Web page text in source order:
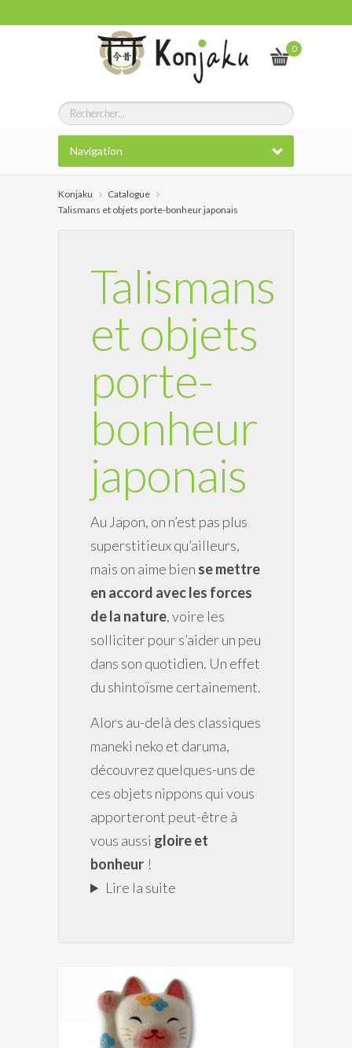
0
Navigation
Konjaku
Catalogue
Talismans et objets porte-bonheur japonais
Talismans
et objets
porte-
bonheur
japonais
Au Japon, on n’est pas plus
superstitieux qu’ailleurs,
mais on aime bien se mettre
en accord avec les forces
de la nature, voire les
solliciter pour s’aider un peu
dans son quotidien. Un effet
du shintoïsme certainement.
Alors au-delà des classiques
maneki neko et daruma,
découvrez quelques-uns de
ces objets nippons qui vous
apporteront peut-être à
vous aussi gloire et
bonheur !
Lire la suite